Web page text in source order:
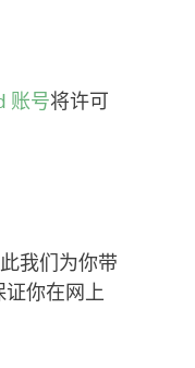
账号将许可
我们为你带
你在网上